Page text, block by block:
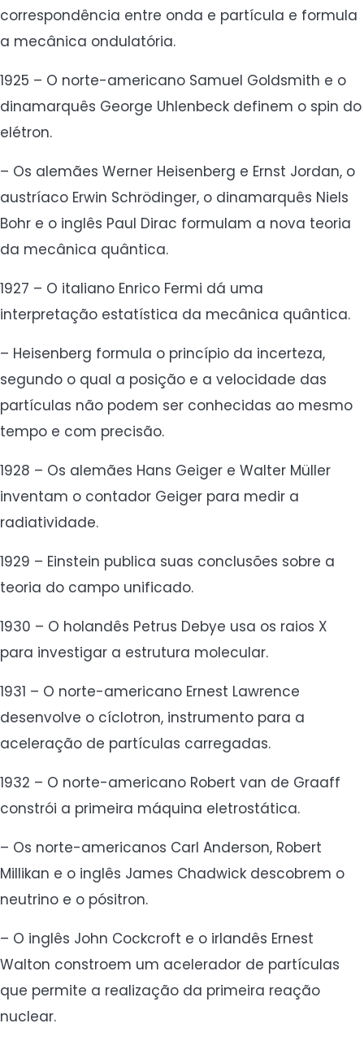
correspondência entre onda e partícula e formula
a mecânica ondulatória.
1925 – O norte-americano Samuel Goldsmith e o
dinamarquês George Uhlenbeck definem o spin do
elétron.
– Os alemães Werner Heisenberg e Ernst Jordan, o
austríaco Erwin Schrödinger, o dinamarquês Niels
Bohr e o inglês Paul Dirac formulam a nova teoria
da mecânica quântica.
1927 – O italiano Enrico Fermi dá uma
interpretação estatística da mecânica quântica.
– Heisenberg formula o princípio da incerteza,
segundo o qual a posição e a velocidade das
partículas não podem ser conhecidas ao mesmo
tempo e com precisão.
1928 – Os alemães Hans Geiger e Walter Müller
inventam o contador Geiger para medir a
radiatividade.
1929 – Einstein publica suas conclusões sobre a
teoria do campo unificado.
1930 – O holandês Petrus Debye usa os raios X
para investigar a estrutura molecular.
1931 – O norte-americano Ernest Lawrence
desenvolve o cíclotron, instrumento para a
aceleração de partículas carregadas.
1932 – O norte-americano Robert van de Graaff
constrói a primeira máquina eletrostática.
– Os norte-americanos Carl Anderson, Robert
Millikan e o inglês James Chadwick descobrem o
neutrino e o pósitron.
– O inglês John Cockcroft e o irlandês Ernest
Walton constroem um acelerador de partículas
que permite a realização da primeira reação
nuclear.